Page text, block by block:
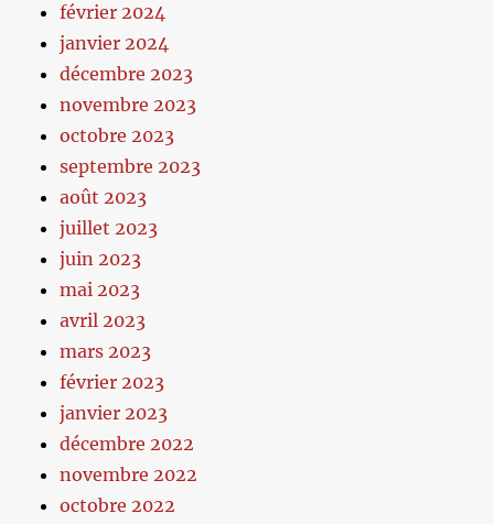
février 2024
janvier 2024
décembre 2023
novembre 2023
octobre 2023
septembre 2023
août 2023
juillet 2023
juin 2023
mai 2023
avril 2023
mars 2023
février 2023
janvier 2023
décembre 2022
novembre 2022
octobre 2022